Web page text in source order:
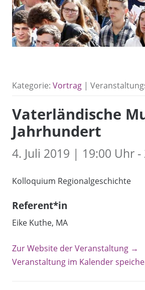
Kategorie: Vortrag |
Vaterländische
Jahrhundert
4. Juli 2019 | 19:00 Uhr
Kolloquium Regionalgeschichte
Referent*in
Eike Kuthe, MA
Zur Website der Veranstaltung →
Veranstaltung im Kalender